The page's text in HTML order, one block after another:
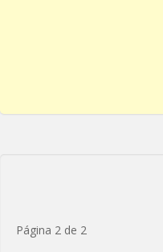
Página 2 de 2